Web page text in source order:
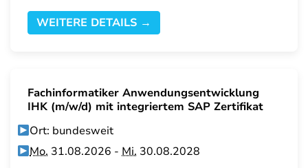
WEITERE DETAILS →
Fachinformatiker Anwendungsentwicklung
IHK (m/w/d) mit integriertem SAP Zertifikat
Ort: bundesweit
Mo. 31.08.2026 -Mi. 30.08.2028